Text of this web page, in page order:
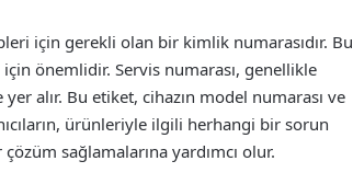
için gerekli olan bir kimlik numarasıdır. Bu
önemlidir. Servis numarası, genellikle
alır. Bu etiket, cihazın model numarası ve
ürünleriyle ilgili herhangi bir sorun
sağlamalarına yardımcı olur.